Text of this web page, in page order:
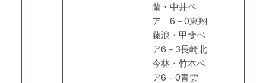
蘭・中井ペ
ア 6－0東翔
藤浪・甲斐ペ
ア6－3長崎北
今林・竹本ペ
ア6－0青雲